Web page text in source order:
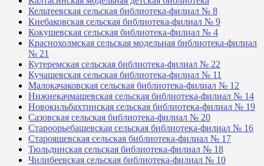
Кельтеевская сельская библиотека-филиал № 8
Киебаковская сельская библиотека-филиал № 9
Кокушевская сельская библиотека-филиал № 4
Краснохолмская сельская модельная библиотека-филиал
№ 21
Кутеремская сельская библиотека-филиал № 22
Кучашевская сельская библиотека-филиал № 11
Малокачаковская сельская библиотека-филиал № 12
Нижнекачмашевская сельская библиотека-филиал № 14
Новокильбахтинская сельская библиотека-филиал № 19
Сазовская сельская библиотека-филиал № 20
Староорьебашевская сельская библиотека-филиал № 16
Старояшевская сельская библиотека-филиал № 17
Тюльдинская сельская библиотека-филиал № 18
Чилибеевская сельская библиотека-филиал № 10